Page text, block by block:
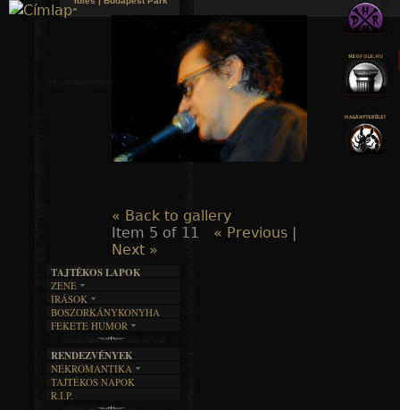
Jump to navigation
« Back to gallery
Item 5 of 11
« Previous |
Next »
TAJTÉKOS LAPOK
ZENE
EGYÜTTESEK
INTERJÚK
FORDÍTÁSOK
DALSZÖVEGEK
ÍRÁSOK
IRODALOM
FILM
MŰVÉSZET
ÍRÁSTÖRTÉNET
BOSZORKÁNYKONYHA
FEKETE HUMOR
SZÖVEGES
RENDEZVÉNYEK
NEKROMANTIKA
AKTUÁLIS
A MÚLT
TAJTÉKOS NAPOK
R.I.P.
»